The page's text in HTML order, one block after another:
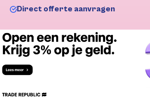
Direct offerte aanvragen